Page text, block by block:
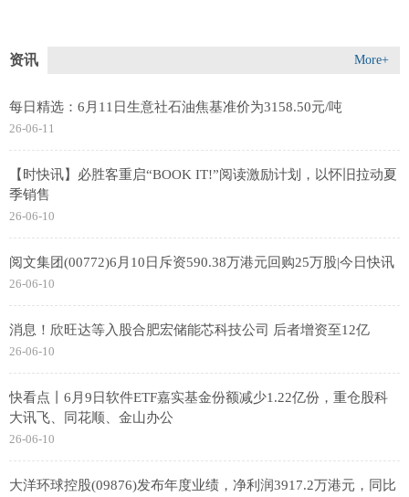
资讯 More+
每日精选：6月11日生意社石油焦基准价为3158.50元/吨
26-06-11
【时快讯】必胜客重启“BOOK IT!”阅读激励计划，以怀旧拉动夏
季销售
26-06-10
阅文集团(00772)6月10日斥资590.38万港元回购25万股|今日快讯
26-06-10
消息！欣旺达等入股合肥宏储能芯科技公司 后者增资至12亿
26-06-10
快看点丨6月9日软件ETF嘉实基金份额减少1.22亿份，重仓股科
大讯飞、同花顺、金山办公
26-06-10
大洋环球控股(09876)发布年度业绩，净利润3917.2万港元，同比